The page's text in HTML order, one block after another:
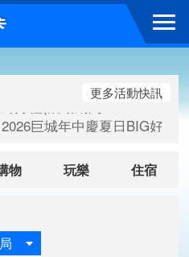
好禮(活動期間：115/08/07-
2波 刷卡郵好禮(活動期間：
好禮(活動期間：115/08/07-
巨城年中慶夏日BIG好刷(
更多活動快訊
物 玩樂 住宿